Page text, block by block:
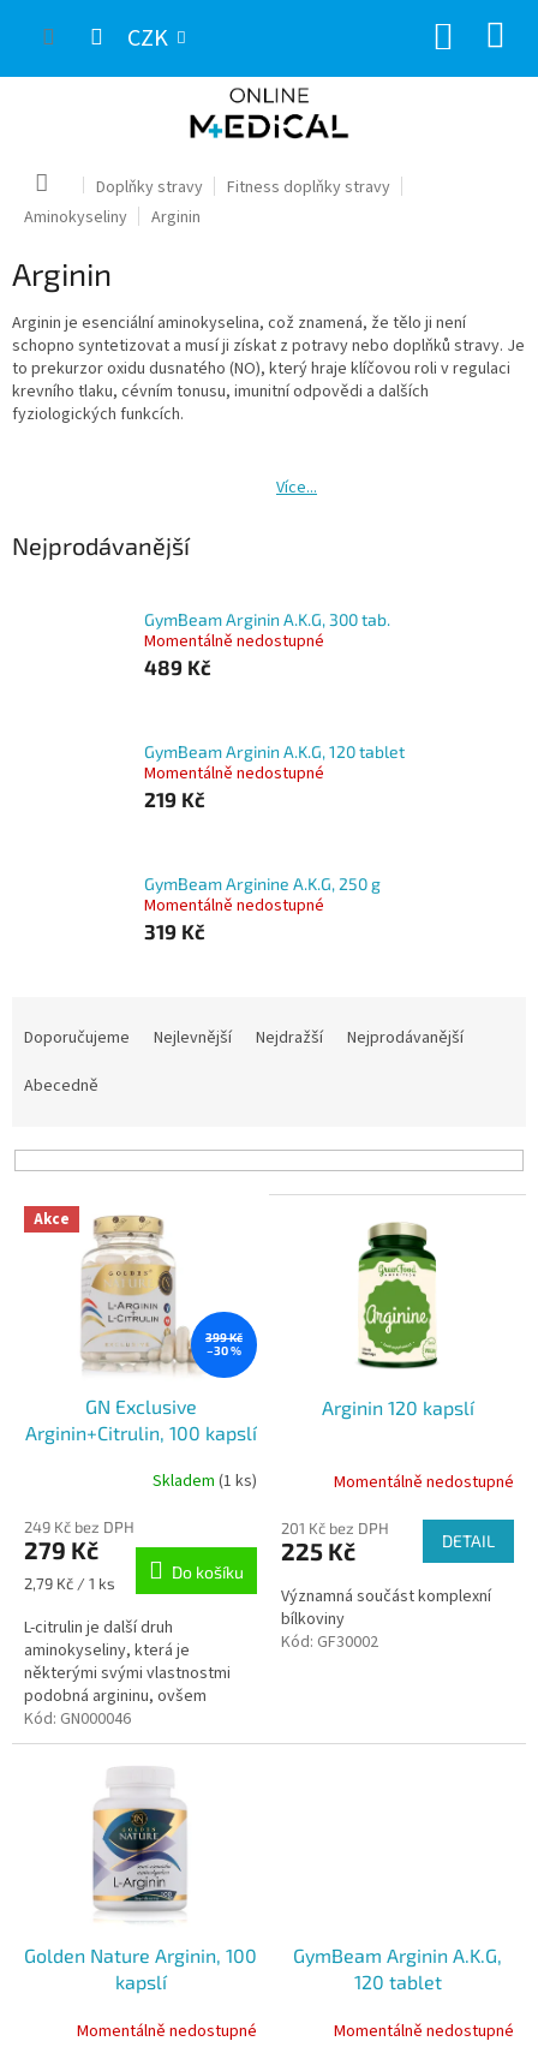
CZK
Domů Doplňky stravy
Fitness doplňky stravy
Aminokyseliny
Arginin
Arginin
Arginin je esenciální aminokyselina, což znamená, že tělo ji není
schopno syntetizovat a musí ji získat z potravy nebo doplňků stravy. Je
to prekurzor oxidu dusnatého (NO), který hraje klíčovou roli v regulaci
krevního tlaku, cévním tonusu, imunitní odpovědi a dalších
fyziologických funkcích.
Více...
Nejprodávanější
GymBeam Arginin A.K.G, 300 tab.
Momentálně nedostupné
489 Kč
GymBeam Arginin A.K.G, 120 tablet
Momentálně nedostupné
219 Kč
GymBeam Arginine A.K.G, 250 g
Momentálně nedostupné
319 Kč
p
Doporučujeme Nejlevnější Nejdražší
Nejprodávanější
Abecedně
V Akce
399 Kč
–30 %
GN Exclusive
Arginin+Citrulin, 100 kapslí
Skladem (1 ks)
249 Kč bez DPH
279 Kč
Měrná
2,79 Kč / 1 ks
Do košíku
L-citrulin je další druh
aminokyseliny, která je
některými svými vlastnostmi
podobná argininu, ovšem
v jistých ohledech se liší. Citrulin
se v největším množství...
Kód: GN000046
Arginin 120 kapslí
Momentálně nedostupné
201 Kč bez DPH
225 Kč DETAIL
Významná součást komplexní
bílkoviny
Kód: GF30002
Golden Nature Arginin, 100
kapslí
Momentálně nedostupné
GymBeam Arginin A.K.G,
120 tablet
Momentálně nedostupné